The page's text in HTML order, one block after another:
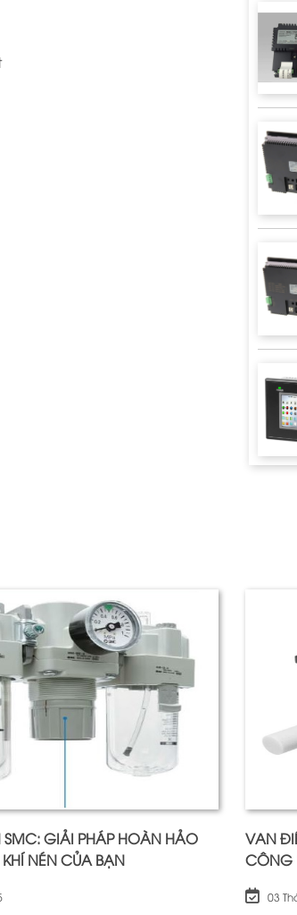
SMC: GIẢI PHÁP HOÀN HẢO
NÉN CỦA BẠN
VAN
CÔNG
03